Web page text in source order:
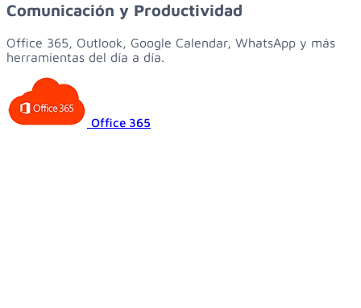
Comunicación y Productividad
Office 365, Outlook, Google Calendar, WhatsApp y más
herramientas del día a día.
Office 365